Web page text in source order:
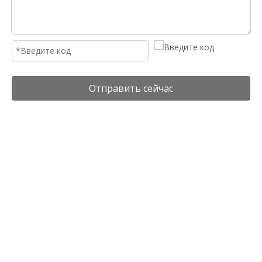
Отправить сейчас